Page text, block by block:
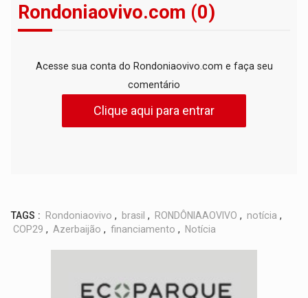
Rondoniaovivo.com (0)
Acesse sua conta do Rondoniaovivo.com e faça seu
comentário
Clique aqui para entrar
TAGS : Rondoniaovivo , brasil , RONDÔNIAAOVIVO , notícia ,
COP29 , Azerbaijão , financiamento , Notícia